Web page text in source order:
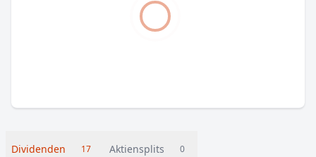
Dividenden 17 Aktiensplits 0